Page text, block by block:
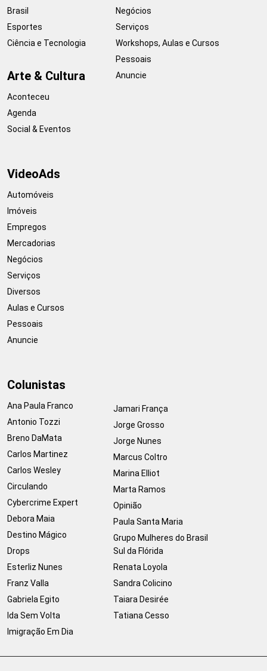
Brasil
Esportes
Ciência e Tecnologia
Arte & Cultura
Aconteceu
Agenda
Social & Eventos
Negócios
Serviços
Workshops, Aulas e Cursos
Pessoais
Anuncie
VideoAds
Automóveis
Imóveis
Empregos
Mercadorias
Negócios
Serviços
Diversos
Aulas e Cursos
Pessoais
Anuncie
Colunistas
Ana Paula Franco
Antonio Tozzi
Breno DaMata
Carlos Martinez
Carlos Wesley
Circulando
Cybercrime Expert
Debora Maia
Destino Mágico
Drops
Esterliz Nunes
Franz Valla
Gabriela Egito
Ida Sem Volta
Imigração Em Dia
Jamari França
Jorge Grosso
Jorge Nunes
Marcus Coltro
Marina Elliot
Marta Ramos
Opinião
Paula Santa Maria
Grupo Mulheres do Brasil
Sul da Flórida
Renata Loyola
Sandra Colicino
Taiara Desirée
Tatiana Cesso